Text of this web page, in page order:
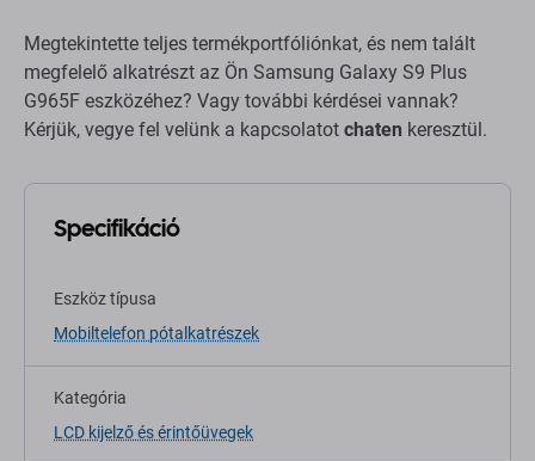
Megtekintette teljes termékportfóliónkat, és nem talált
megfelelő alkatrészt az Ön Samsung Galaxy S9 Plus
G965F eszközéhez? Vagy további kérdései vannak?
Kérjük, vegye fel velünk a kapcsolatot chaten keresztül.
Specifikáció
Eszköz típusa
Mobiltelefon pótalkatrészek
Kategória
LCD kijelző és érintőüvegek